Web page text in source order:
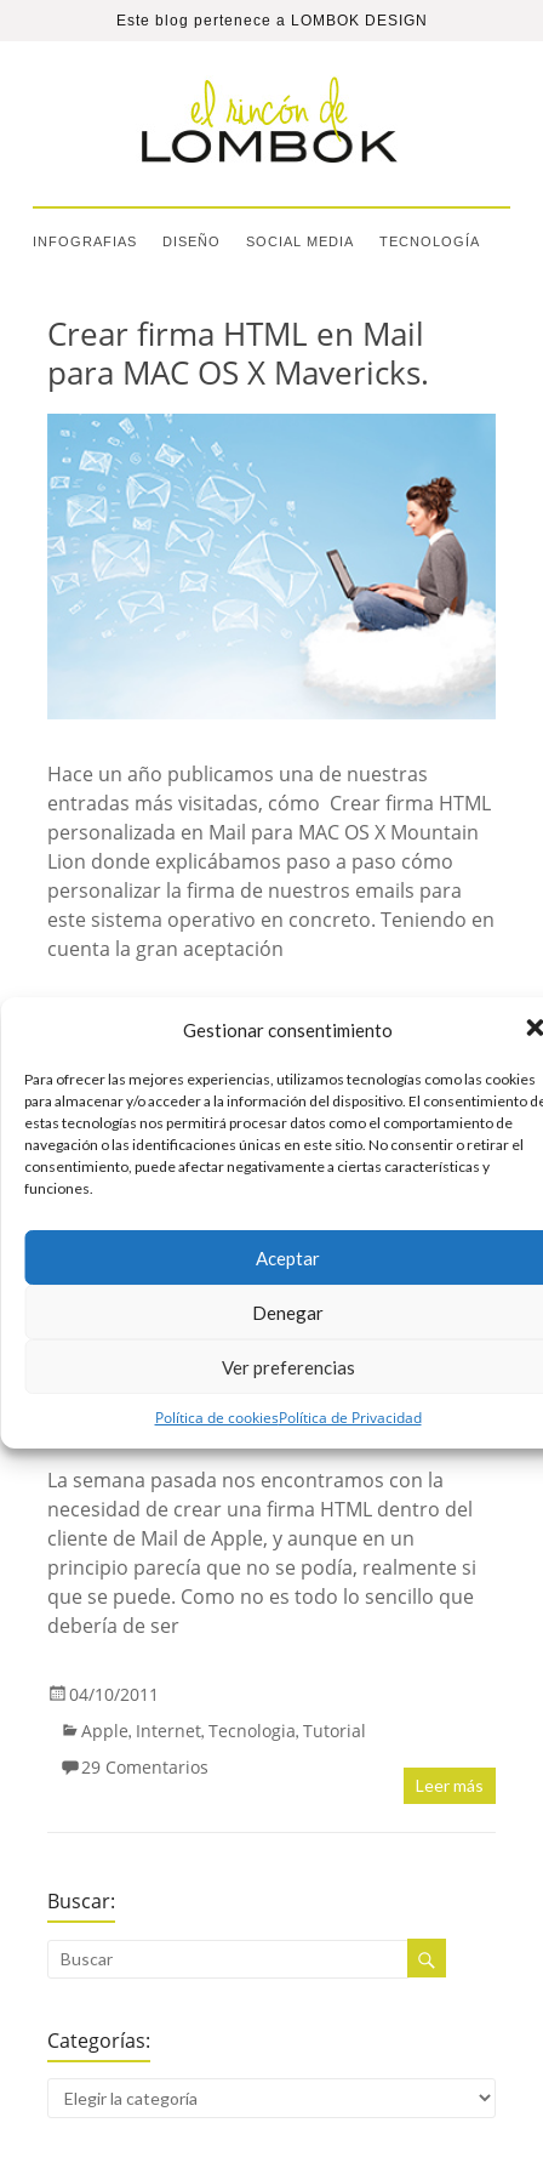
Gestionar consentimiento
Para ofrecer las mejores experiencias, utilizamos tecnologías como las cookies
para almacenar y/o acceder a la información del dispositivo. El consentimiento
estas tecnologías nos permitirá procesar datos como el comportamiento de
navegación o las identificaciones únicas en este sitio. No consentir o retirar el
consentimiento, puede afectar negativamente a ciertas características y
funciones.
Aceptar
Denegar
Ver preferencias
Política de cookiesPolítica de Privacidad
Este blog pertenece a LOMBOK DESIGN
INFOGRAFIAS DISEÑO SOCIAL MEDIA TECNOLOGÍA
Crear firma HTML en Mail
para MAC OS X Mavericks.
Hace un año publicamos una de nuestras
entradas más visitadas, cómo Crear firma HTML
personalizada en Mail para MAC OS X Mountain
Lion donde explicábamos paso a paso cómo
personalizar la firma de nuestros emails para
este sistema operativo en concreto. Teniendo en
cuenta la gran aceptación
Tutorial,Web
13 Comentarios
Leer más
Crear firma HTML en Apple
Mail #tutorial #html
La semana pasada nos encontramos con la
necesidad de crear una firma HTML dentro del
cliente de Mail de Apple, y aunque en un
principio parecía que no se podía, realmente si
que se puede. Como no es todo lo sencillo que
debería de ser
04/10/2011
Apple, Internet, Tecnologia, Tutorial
29 Comentarios
Leer más
Buscar:
Categorías: